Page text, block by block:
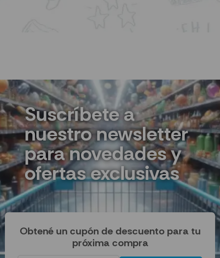
Suscríbete a
nuestro newsletter
para novedades y
ofertas exclusivas
Obtené un cupón de descuento para tu
próxima compra